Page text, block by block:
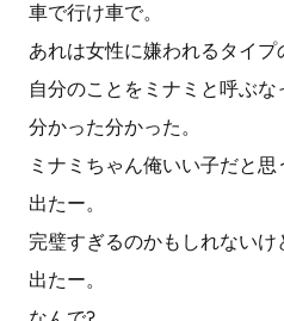
車で行け車で。
あれは女性に嫌われるタイプ
自分のことをミナミと呼ぶな
分かった分かった。
ミナミちゃん俺いい子だと思
出たー。
完璧すぎるのかもしれないけ
出たー。